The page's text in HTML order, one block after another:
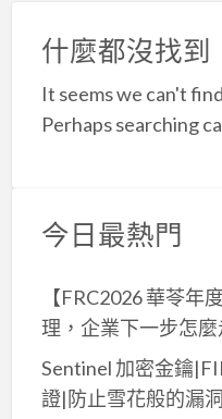
什麼都沒找到
It seems we can't
Perhaps searching
今日最熱門
【FRC2026 華苓年
理，企業下一步怎麼
Sentinel 加密金鑰
證|防止雪花般的漏